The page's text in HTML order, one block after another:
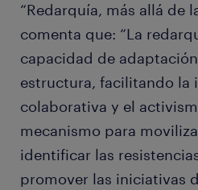
“Redarquía, más allá de
comenta que: “La
capacidad de
estructura, facilitando la
colaborativa y el
mecanismo para
identificar las
promover las iniciativas